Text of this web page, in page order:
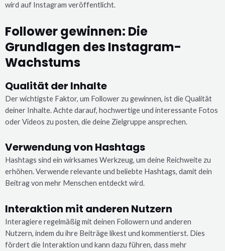
wird auf Instagram veröffentlicht.
Follower gewinnen: Die
Grundlagen des Instagram-
Wachstums
Qualität der Inhalte
Der wichtigste Faktor, um Follower zu gewinnen, ist die Qualität
deiner Inhalte. Achte darauf, hochwertige und interessante Fotos
oder Videos zu posten, die deine Zielgruppe ansprechen.
Verwendung von Hashtags
Hashtags sind ein wirksames Werkzeug, um deine Reichweite zu
erhöhen. Verwende relevante und beliebte Hashtags, damit dein
Beitrag von mehr Menschen entdeckt wird.
Interaktion mit anderen Nutzern
Interagiere regelmäßig mit deinen Followern und anderen
Nutzern, indem du ihre Beiträge likest und kommentierst. Dies
fördert die Interaktion und kann dazu führen, dass mehr